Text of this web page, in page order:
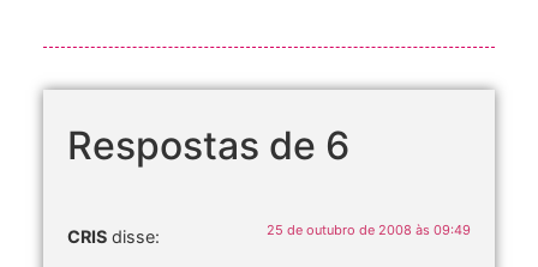
Respostas de 6
CRIS disse: 25 de outubro de 2008 às 09:49